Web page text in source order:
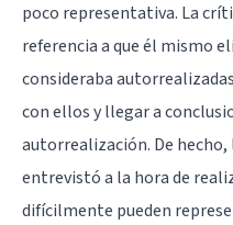
poco representativa. La
referencia a que él mismo
consideraba
con ellos y llegar a
autorrealización. De hecho,
entrevistó a la hora de
difícilmente pueden